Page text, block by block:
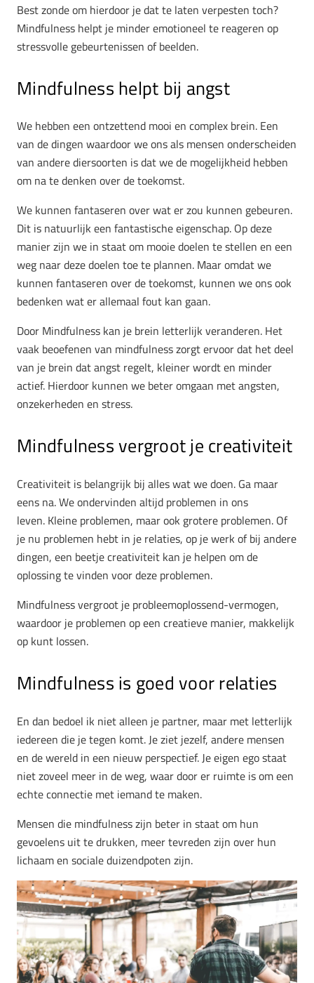
Best zonde om hierdoor je dat te laten verpesten toch?
Mindfulness helpt je minder emotioneel te reageren op
stressvolle gebeurtenissen of beelden.
Mindfulness helpt bij angst
We hebben een ontzettend mooi en complex brein. Een
van de dingen waardoor we ons als mensen onderscheiden
van andere diersoorten is dat we de mogelijkheid hebben
om na te denken over de toekomst.
We kunnen fantaseren over wat er zou kunnen gebeuren.
Dit is natuurlijk een fantastische eigenschap. Op deze
manier zijn we in staat om mooie doelen te stellen en een
weg naar deze doelen toe te plannen. Maar omdat we
kunnen fantaseren over de toekomst, kunnen we ons ook
bedenken wat er allemaal fout kan gaan.
Door Mindfulness kan je brein letterlijk veranderen. Het
vaak beoefenen van mindfulness zorgt ervoor dat het deel
van je brein dat angst regelt, kleiner wordt en minder
actief. Hierdoor kunnen we beter omgaan met angsten,
onzekerheden en stress.
Mindfulness vergroot je creativiteit
Creativiteit is belangrijk bij alles wat we doen. Ga maar
eens na. We ondervinden altijd problemen in ons
leven. Kleine problemen, maar ook grotere problemen. Of
je nu problemen hebt in je relaties, op je werk of bij andere
dingen, een beetje creativiteit kan je helpen om de
oplossing te vinden voor deze problemen.
Mindfulness vergroot je probleemoplossend-vermogen,
waardoor je problemen op een creatieve manier, makkelijk
op kunt lossen.
Mindfulness is goed voor relaties
En dan bedoel ik niet alleen je partner, maar met letterlijk
iedereen die je tegen komt. Je ziet jezelf, andere mensen
en de wereld in een nieuw perspectief. Je eigen ego staat
niet zoveel meer in de weg, waar door er ruimte is om een
echte connectie met iemand te maken.
Mensen die mindfulness zijn beter in staat om hun
gevoelens uit te drukken, meer tevreden zijn over hun
lichaam en sociale duizendpoten zijn.